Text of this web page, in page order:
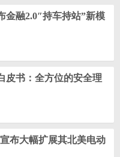
金融2.0″持车持站”新模
皮书：全方位的安全理
布大幅扩展其北美电动